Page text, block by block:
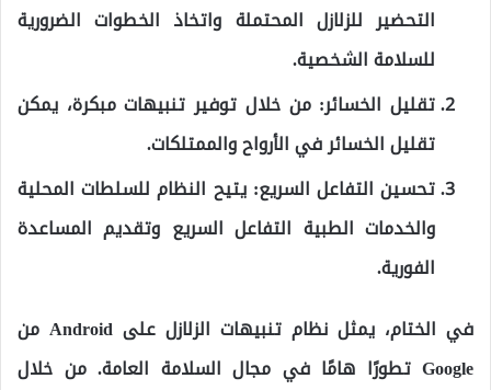
التحضير للزلازل المحتملة واتخاذ الخطوات الضرورية
للسلامة الشخصية.
تقليل الخسائر: من خلال توفير تنبيهات مبكرة، يمكن
تقليل الخسائر في الأرواح والممتلكات.
تحسين التفاعل السريع: يتيح النظام للسلطات المحلية
والخدمات الطبية التفاعل السريع وتقديم المساعدة
الفورية.
في الختام، يمثل نظام تنبيهات الزلازل على Android من
Google تطورًا هامًا في مجال السلامة العامة. من خلال